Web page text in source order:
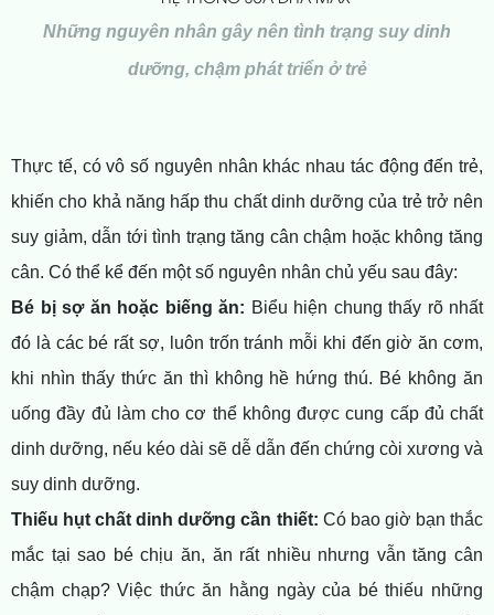
Những nguyên nhân gây nên tình trạng suy dinh
dưỡng, chậm phát triển ở trẻ
Thực tế, có vô số nguyên nhân khác nhau tác động đến trẻ,
khiến cho khả năng hấp thu chất dinh dưỡng của trẻ trở nên
suy giảm, dẫn tới tình trạng tăng cân chậm hoặc không tăng
cân. Có thể kể đến một số nguyên nhân chủ yếu sau đây:
Bé bị sợ ăn hoặc biếng ăn: Biểu hiện chung thấy rõ nhất
đó là các bé rất sợ, luôn trốn tránh mỗi khi đến giờ ăn cơm,
khi nhìn thấy thức ăn thì không hề hứng thú. Bé không ăn
uống đầy đủ làm cho cơ thể không được cung cấp đủ chất
dinh dưỡng, nếu kéo dài sẽ dễ dẫn đến chứng còi xương và
suy dinh dưỡng.
Thiếu hụt chất dinh dưỡng cần thiết: Có bao giờ bạn thắc
mắc tại sao bé chịu ăn, ăn rất nhiều nhưng vẫn tăng cân
chậm chạp? Việc thức ăn hằng ngày của bé thiếu những